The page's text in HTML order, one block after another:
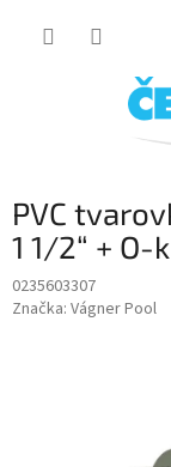
PVC
1 1/2“ + O-
0235603307
Značka: Vágner Pool